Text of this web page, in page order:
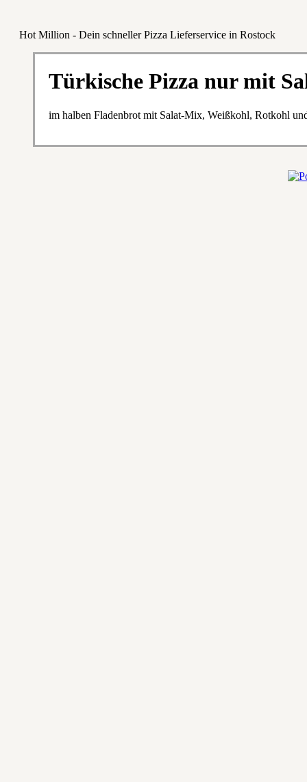
Hot Million - Dein schneller Pizza Lieferservice in Rostock
Türkische Pizza nur mit
im halben Fladenbrot mit Salat-Mix, Weißkohl, Rotkohl